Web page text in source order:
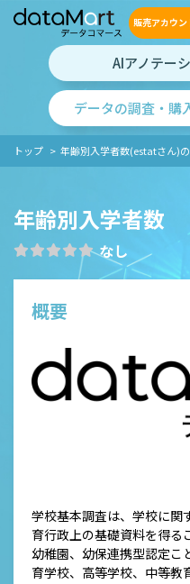
販売アカウ
AIアノテー
データの調査・購
トップ 年齢別入学者数(estatさん)
年齢別入学者数
なし
概要
学校基本調査は、学校に関
育行政上の基礎資料を得る
幼稚園、幼保連携型認定こ
育学校、高等学校、中等教